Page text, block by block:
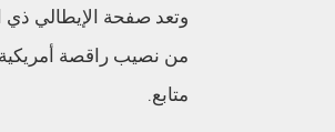
وتعد صفحة الإيطالي ذي
متابع.